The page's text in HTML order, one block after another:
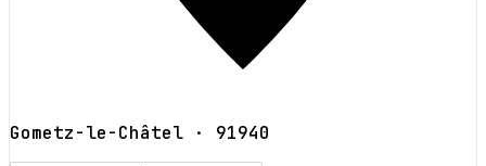
Gometz-le-Châtel · 91940